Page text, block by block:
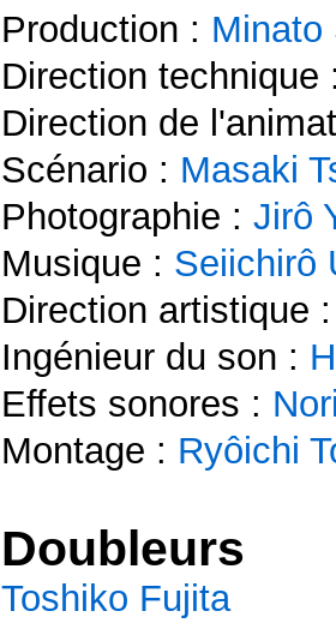
Production : Minato
Direction
Direction de
Scénario : Masaki
Photographie : Jirô
Musique : Seiichirô
Direction artistique
Ingénieur du son :
Effets sonores :
Montage : Ryôichi
Doubleurs
Toshiko Fujita